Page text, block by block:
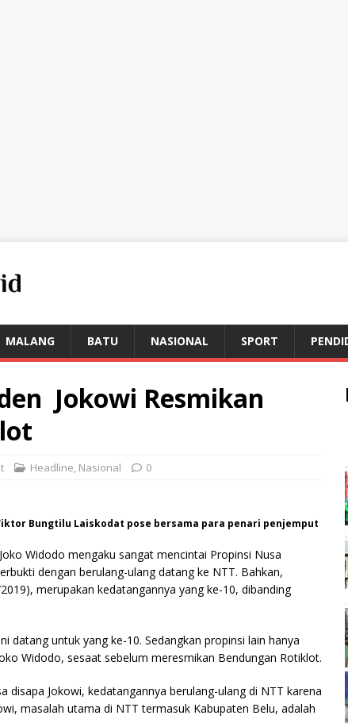
MALANG BATU NASIONAL SPORT
Jokowi Resmikan
Headline, Nasional 0
Bungtilu Laiskodat pose bersama para penari penjemput
Widodo mengaku sangat mencintai Propinsi Nusa
dengan berulang-ulang datang ke NTT. Bahkan,
merupakan kedatangannya yang ke-10, dibanding
datang untuk yang ke-10. Sedangkan propinsi lain hanya
Widodo, sesaat sebelum meresmikan Bendungan Rotiklot.
disapa Jokowi, kedatangannya berulang-ulang di NTT karena
masalah utama di NTT termasuk Kabupaten Belu, adalah